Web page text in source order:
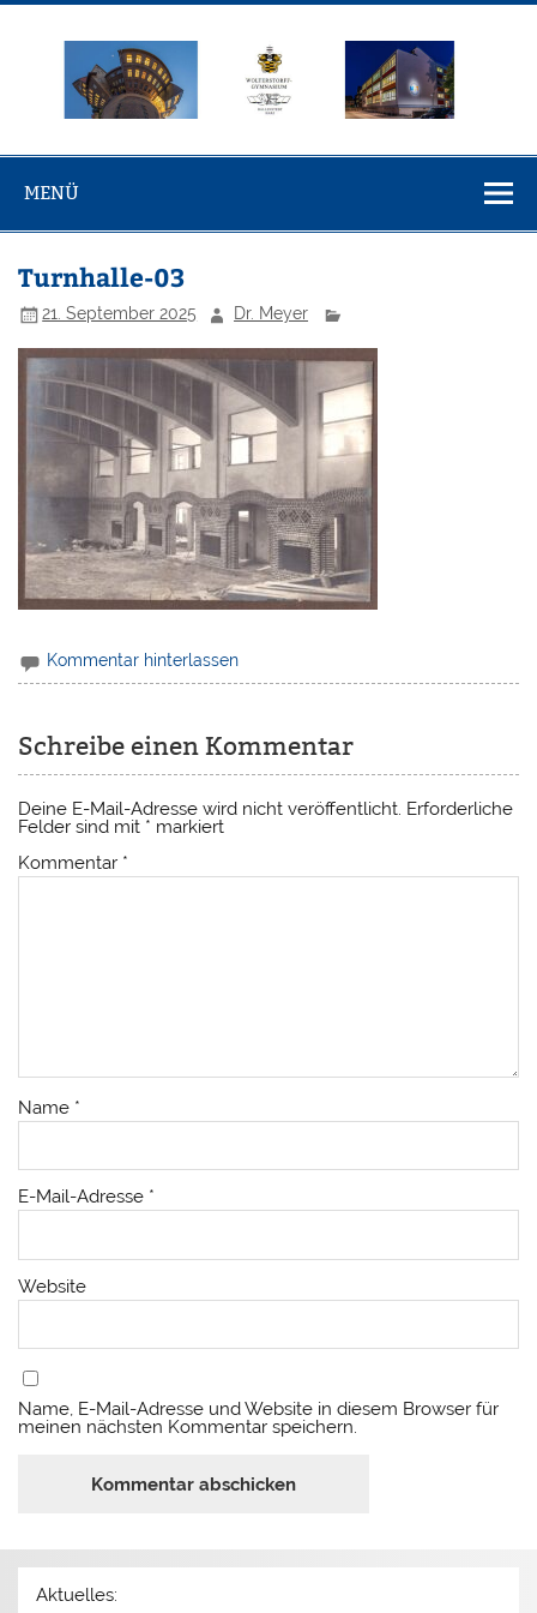
Zum
springen
Gymnasium
Ballenstedt
MENÜ
Turnhalle-03
21. September 2025 Dr. Meyer
Kommentar hinterlassen
Schreibe einen Kommentar
Deine E-Mail-Adresse wird nicht veröffentlicht. Erforderliche
Felder sind mit * markiert
Kommentar *
Name *
E-Mail-Adresse *
Website
Name, E-Mail-Adresse und Website in diesem Browser für
meinen nächsten Kommentar speichern.
Aktuelles: